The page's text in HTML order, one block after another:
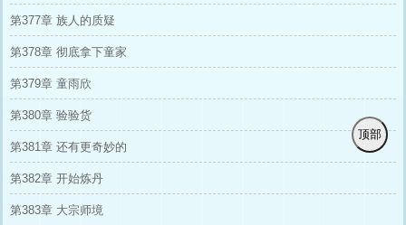
第377章 族人的质疑
第378章 彻底拿下童家
第379章 童雨欣
第380章 验验货
第381章 还有更奇妙的
第382章 开始炼丹
第383章 大宗师境
顶部